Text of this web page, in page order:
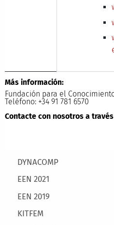
Main menu
DYNACOMP
EEN 2021
EEN 2019
KITFEM
Más información:
Fundación para el
Teléfono: +34 91 781 6570
Contacte con nosotros a